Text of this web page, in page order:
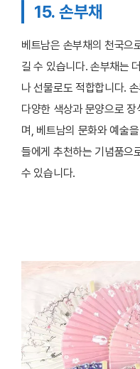
15. 손부채
베트남은 손부채의 천국으
길 수 있습니다. 손부채는
나 선물로도 적합합니다.
다양한 색상과 문양으로
며, 베트남의 문화와 예술
들에게 추천하는 기념품으
수 있습니다.